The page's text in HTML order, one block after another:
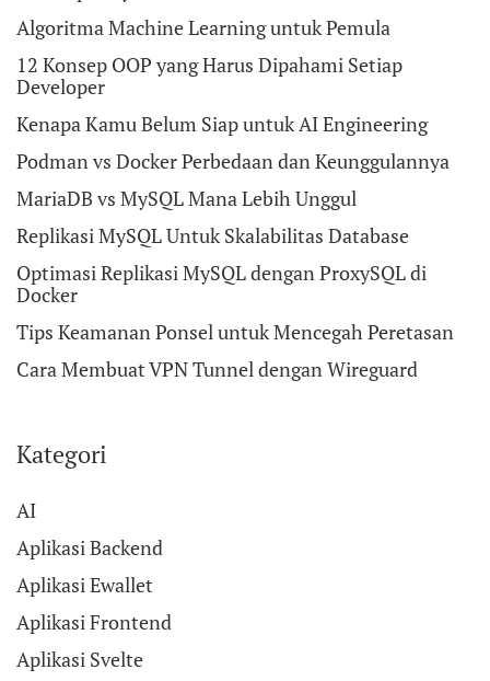
Algoritma Machine Learning untuk Pemula
12 Konsep OOP yang Harus Dipahami Setiap
Developer
Kenapa Kamu Belum Siap untuk AI Engineering
Podman vs Docker Perbedaan dan Keunggulannya
MariaDB vs MySQL Mana Lebih Unggul
Replikasi MySQL Untuk Skalabilitas Database
Optimasi Replikasi MySQL dengan ProxySQL di
Docker
Tips Keamanan Ponsel untuk Mencegah Peretasan
Cara Membuat VPN Tunnel dengan Wireguard
Kategori
AI
Aplikasi Backend
Aplikasi Ewallet
Aplikasi Frontend
Aplikasi Svelte